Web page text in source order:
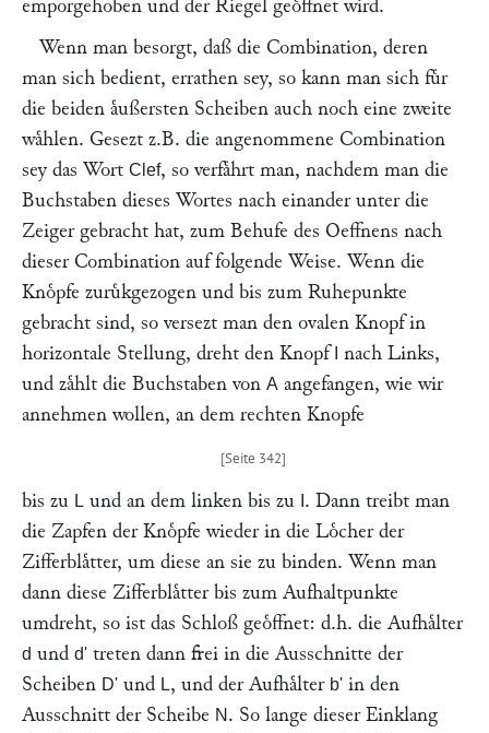
emporgehoben und der Riegel geoͤffnet wird.
Wenn man besorgt, daß die Combination, deren
man sich bedient, errathen sey, so kann man sich fuͤr
die beiden aͤußersten Scheiben auch noch eine zweite
waͤhlen. Gesezt z.B. die angenommene Combination
sey das Wort Clef, so verfaͤhrt man, nachdem man die
Buchstaben dieses Wortes nach einander unter die
Zeiger gebracht hat, zum Behufe des Oeffnens nach
dieser Combination auf folgende Weise. Wenn die
Knoͤpfe zuruͤkgezogen und bis zum Ruhepunkte
gebracht sind, so versezt man den ovalen Knopf in
horizontale Stellung, dreht den Knopf nach Links,
und zaͤhlt die Buchstaben von A angefangen, wie wir
annehmen wollen, an dem rechten Knopfe
bis zu L und an dem linken bis zu . Dann treibt man
die Zapfen der Knoͤpfe wieder in die Loͤcher der
Zifferblaͤtter, um diese an sie zu binden. Wenn man
dann diese Zifferblaͤtter bis zum Aufhaltpunkte
umdreht, so ist das Schloß geoͤffnet: d.h. die Aufhaͤlter
d und d' treten dann frei in die Ausschnitte der
Scheiben D' und L, und der Aufhaͤlter b' in den
Ausschnitt der Scheibe N . So lange dieser Einklang